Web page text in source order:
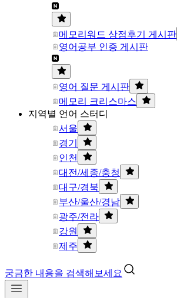
메모리워드 상점후기 게시판
영어공부 인증 게시판
영어 질문 게시판
메모리 크리스마스
지역별 언어 스터디
서울
경기
인천
대전/세종/충청
대구/경북
부산/울산/경남
광주/전라
강원
제주
궁금한 내용을 검색해보세요